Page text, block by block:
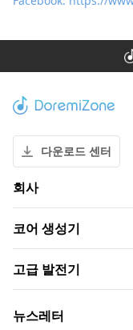
다운로드 센터
회사
코어 생성기
고급 발전기
뉴스레터